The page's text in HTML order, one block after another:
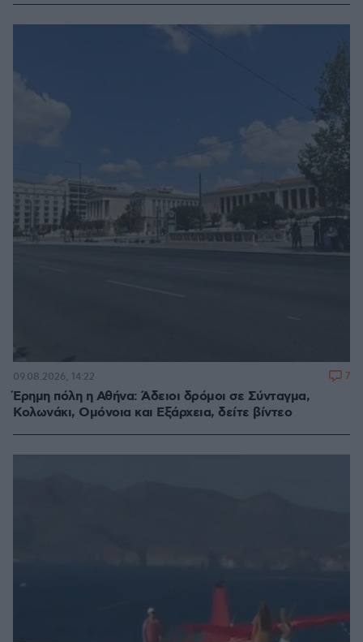
Έρημη πόλη η Αθήνα: Άδειοι δρόμοι σε Σύνταγμα,
Κολωνάκι, Ομόνοια και Εξάρχεια, δείτε βίντεο
09.08.2026, 14:22 7